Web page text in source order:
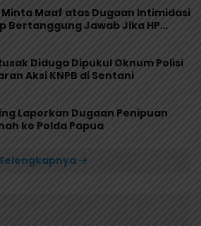
Maaf atas Dugaan Intimidasi
Bertanggung Jawab Jika HP
Diduga Dipukul Oknum Polisi
Aksi KNPB di Sentani
Laporkan Dugaan Penipuan
ke Polda Papua